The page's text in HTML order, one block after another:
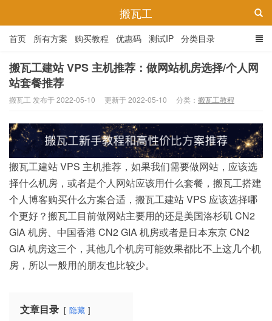
搬瓦工
首页 所有方案 购买教程 优惠码 测试IP 分类目录
搬瓦工建站 VPS 主机推荐：做网站机房选择/个人网
站套餐推荐
搬瓦工 发布于 2022-05-10 更新于 2022-05-10 分类： 搬瓦工教程
搬瓦工建站 VPS 主机推荐，如果我们需要做网站，应该选
择什么机房，或者是个人网站应该用什么套餐，搬瓦工搭建
个人博客购买什么方案合适，搬瓦工建站 VPS 应该选择哪
个更好？搬瓦工目前做网站主要用的还是美国洛杉矶 CN2
GIA 机房、中国香港 CN2 GIA 机房或者是日本东京 CN2
GIA 机房这三个，其他几个机房可能效果都比不上这几个机
房，所以一般用的朋友也比较少。
文章目录 隐藏